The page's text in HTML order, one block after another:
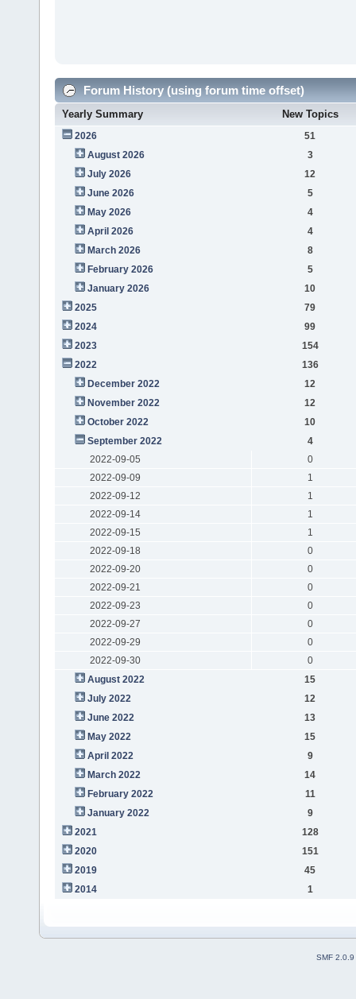
Forum History (using forum time offset)
Yearly Summary New Topics
2026
51
August 2026
3
July 2026
12
June 2026
5
May 2026
4
April 2026
4
March 2026
8
February 2026
5
January 2026
10
2025
79
2024
99
2023
154
2022
136
December 2022
12
November 2022
12
October 2022
10
September 2022
4
2022-09-05
0
2022-09-09
1
2022-09-12
1
2022-09-14
1
2022-09-15
1
2022-09-18
0
2022-09-20
0
2022-09-21
0
2022-09-23
0
2022-09-27
0
2022-09-29
0
2022-09-30
0
August 2022
15
July 2022
12
June 2022
13
May 2022
15
April 2022
9
March 2022
14
February 2022
11
January 2022
9
2021
128
2020
151
2019
45
2014
1
SMF 2.0.9